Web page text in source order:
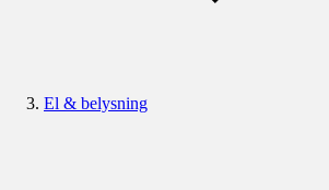
El & belysning